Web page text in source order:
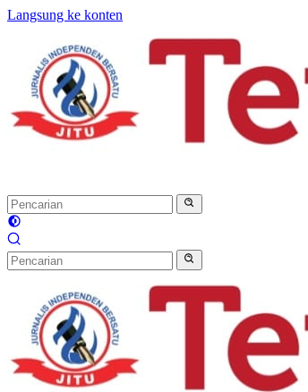
Langsung ke konten